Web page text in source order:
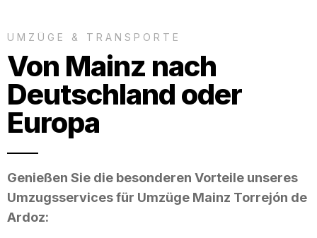
UMZÜGE & TRANSPORTE
Von Mainz nach
Deutschland oder
Europa
Genießen Sie die besonderen Vorteile unseres
Umzugsservices für Umzüge Mainz Torrejón de
Ardoz: